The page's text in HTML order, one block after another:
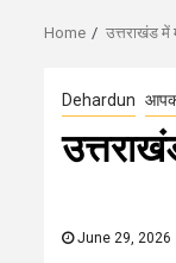
Home उत्तराखंड में
Dehardun
June 29, 2026